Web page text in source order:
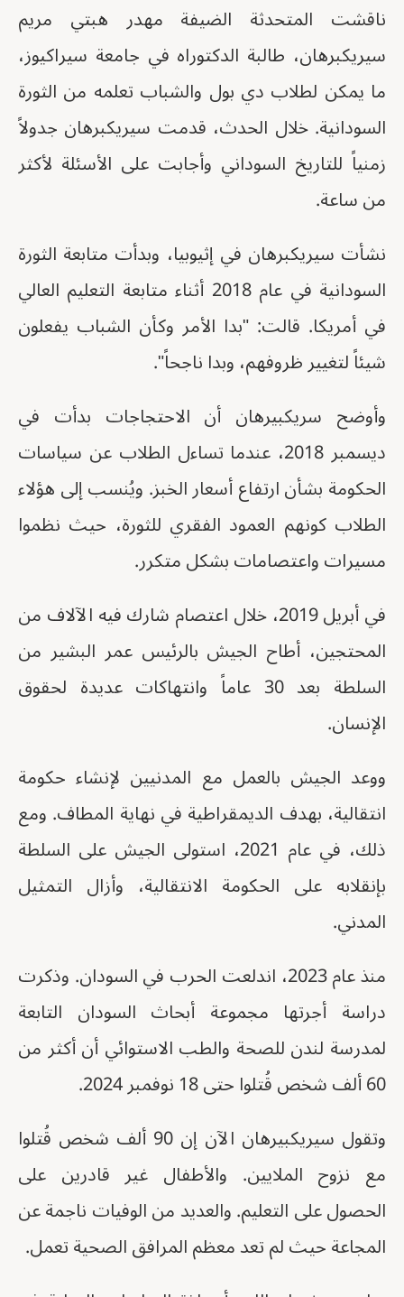
ناقشت المتحدثة الضيفة مهدر هبتي مريم
سيريكبرهان، طالبة الدكتوراه في جامعة سيراكيوز،
ما يمكن لطلاب دي بول والشباب تعلمه من الثورة
السودانية. خلال الحدث، قدمت سيريكبرهان جدولاً
زمنياً للتاريخ السوداني وأجابت على الأسئلة لأكثر
من ساعة.
نشأت سيريكبرهان في إثيوبيا، وبدأت متابعة الثورة
السودانية في عام 2018 أثناء متابعة التعليم العالي
في أمريكا. قالت: "بدا الأمر وكأن الشباب يفعلون
شيئاً لتغيير ظروفهم، وبدا ناجحاً".
وأوضح سريكبيرهان أن الاحتجاجات بدأت في
ديسمبر 2018، عندما تساءل الطلاب عن سياسات
الحكومة بشأن ارتفاع أسعار الخبز. ويُنسب إلى هؤلاء
الطلاب كونهم العمود الفقري للثورة، حيث نظموا
مسيرات واعتصامات بشكل متكرر.
في أبريل 2019، خلال اعتصام شارك فيه الآلاف من
المحتجين، أطاح الجيش بالرئيس عمر البشير من
السلطة بعد 30 عاماً وانتهاكات عديدة لحقوق
الإنسان.
ووعد الجيش بالعمل مع المدنيين لإنشاء حكومة
انتقالية، بهدف الديمقراطية في نهاية المطاف. ومع
ذلك، في عام 2021، استولى الجيش على السلطة
بإنقلابه على الحكومة الانتقالية، وأزال التمثيل
المدني.
منذ عام 2023، اندلعت الحرب في السودان. وذكرت
دراسة أجرتها مجموعة أبحاث السودان التابعة
لمدرسة لندن للصحة والطب الاستوائي أن أكثر من
60 ألف شخص قُتلوا حتى 18 نوفمبر 2024.
وتقول سيريكبيرهان الآن إن 90 ألف شخص قُتلوا
مع نزوح الملايين. والأطفال غير قادرين على
الحصول على التعليم. والعديد من الوفيات ناجمة عن
المجاعة حيث لم تعد معظم المرافق الصحية تعمل.